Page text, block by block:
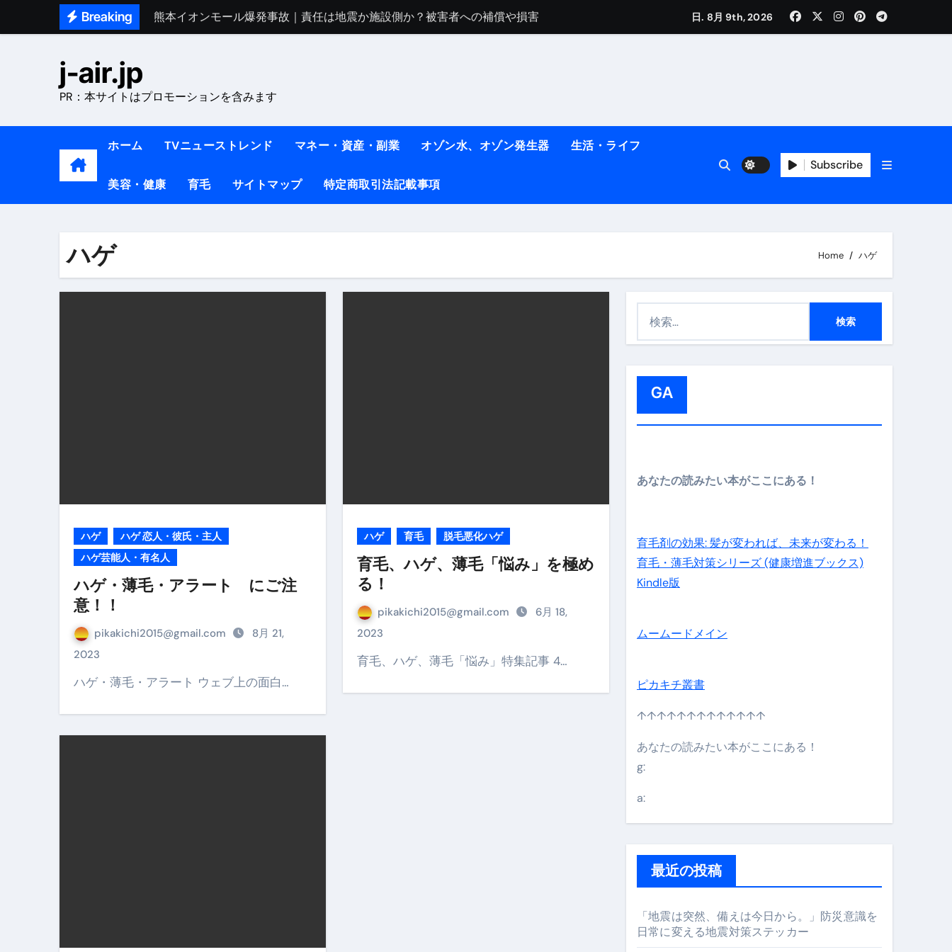
Breaking
熊本イオンモール爆発事故｜責任は地震か施設側か？被害者への補償や損害賠償をわかりやすく解説
【医者が教える】本当に痩せる薬はコレ！ #医療ダイエット
中町綾が2週間で3.5kg痩せた方法 #shots
【医者が解説】このふくらはぎ痩せ本当に効果ある？ #エクササイズ
Cookie同意管理ツール「STRIGHT」取り扱い開始＆リリース記念キャンペーン【ムームードメイン】
意外にありえる？日経平均40000円を妄想シナリオ検証してみた！ズボラ株投資
アフィリエイト【稼げるキーワード】一覧※YouTubeブログSNS共通
【必見】融資受けるなら”コレ”を確実に取り組むべき！ #shorts
弁護士が教える「投資詐欺」に引っかからないための方法 #投資詐欺 #詐欺 #弁護士 #法律
【PR】フリーランス必見！入金前の売上をすぐに現金で受け取る方法
【2023年最新】金融ブラックでも可能な資金調達法3選！#shorts
個人事業主は銀行から融資を受けるとリスクが高い #shorts
日. 8月 9th, 2026
j-air.jp
PR：本サイトはプロモーションを含みます
ホーム TVニューストレンド マネー・資産・副業 オゾン水、オゾン発生器 生活・ライフ
美容・健康 育毛 サイトマップ 特定商取引法記載事項
Subscribe
ハゲ Home ハゲ
ハゲ
ハゲ 恋人・彼氏・主人
ハゲ芸能人・有名人
ハゲ・薄毛・アラート にご注
意！！
pikakichi2015@gmail.com
8月 21,
2023
ハゲ・薄毛・アラート ウェブ上の面白…
ハゲ 育毛 脱毛悪化ハゲ
育毛、ハゲ、薄毛「悩み」を極め
る！
pikakichi2015@gmail.com
6月 18,
2023
育毛、ハゲ、薄毛「悩み」特集記事 4…
GA
あなたの読みたい本がここにある！
育毛剤の効果: 髪が変われば、未来が変わる！
育毛・薄毛対策シリーズ (健康増進ブックス)
Kindle版
ムームードメイン
ピカキチ叢書
↑↑↑↑↑↑↑↑↑↑↑↑↑
あなたの読みたい本がここにある！
g:
a:
最近の投稿
「地震は突然、備えは今日から。」防災意識を
日常に変える地震対策ステッカー